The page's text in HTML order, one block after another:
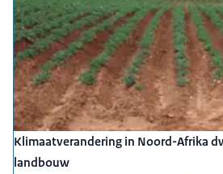
Klimaatverandering in Noord-Afrika
landbouw